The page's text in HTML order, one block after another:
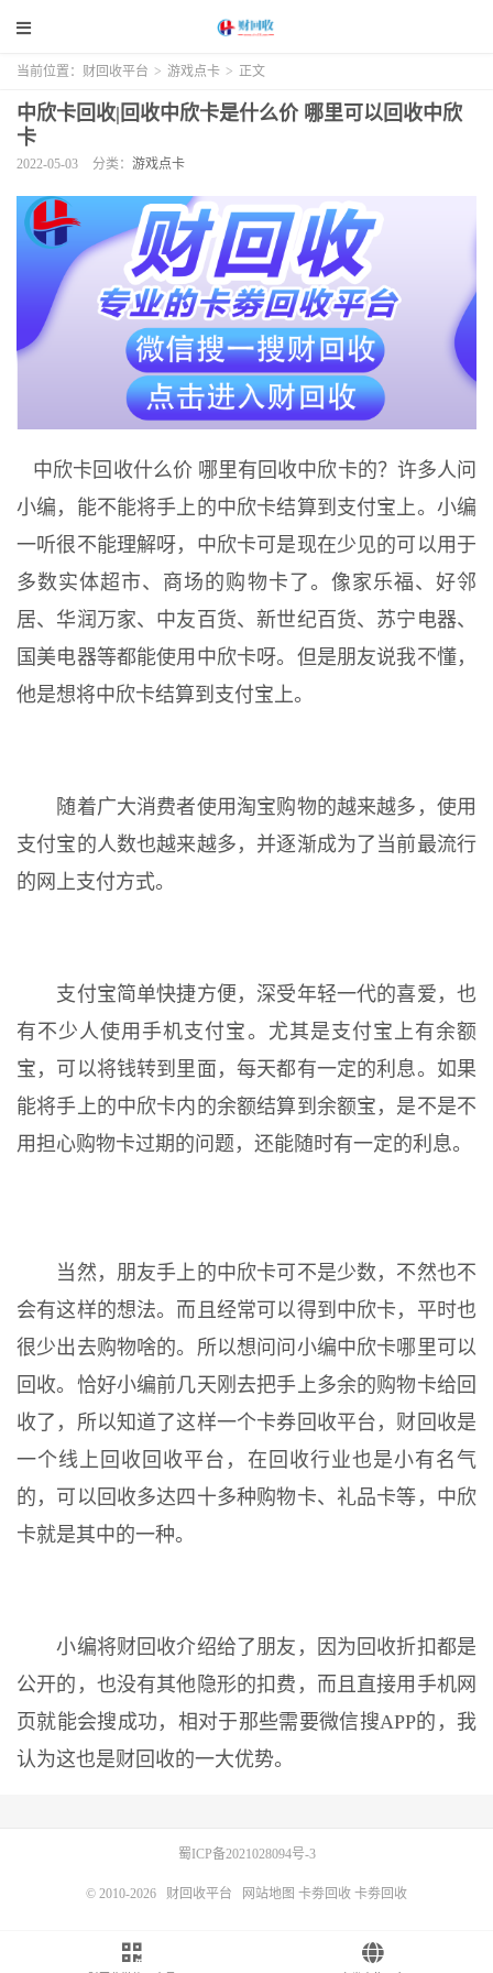
当前位置： 财回收平台 > 游戏点卡 > 正文
中欣卡回收|回收中欣卡是什么价 哪里可以回收中欣
卡
2022-05-03 分类： 游戏点卡
中欣卡回收什么价 哪里有回收中欣卡的？许多人问
小编，能不能将手上的中欣卡结算到支付宝上。小编
一听很不能理解呀，中欣卡可是现在少见的可以用于
多数实体超市、商场的购物卡了。像家乐福、好邻
居、华润万家、中友百货、新世纪百货、苏宁电器、
国美电器等都能使用中欣卡呀。但是朋友说我不懂，
他是想将中欣卡结算到支付宝上。
随着广大消费者使用淘宝购物的越来越多，使用
支付宝的人数也越来越多，并逐渐成为了当前最流行
的网上支付方式。
支付宝简单快捷方便，深受年轻一代的喜爱，也
有不少人使用手机支付宝。尤其是支付宝上有余额
宝，可以将钱转到里面，每天都有一定的利息。如果
能将手上的中欣卡内的余额结算到余额宝，是不是不
用担心购物卡过期的问题，还能随时有一定的利息。
当然，朋友手上的中欣卡可不是少数，不然也不
会有这样的想法。而且经常可以得到中欣卡，平时也
很少出去购物啥的。所以想问问小编中欣卡哪里可以
回收。恰好小编前几天刚去把手上多余的购物卡给回
收了，所以知道了这样一个卡券回收平台，财回收是
一个线上回收回收平台，在回收行业也是小有名气
的，可以回收多达四十多种购物卡、礼品卡等，中欣
卡就是其中的一种。
小编将财回收介绍给了朋友，因为回收折扣都是
公开的，也没有其他隐形的扣费，而且直接用手机网
页就能会搜成功，相对于那些需要微信搜APP的，我
认为这也是财回收的一大优势。
蜀ICP备2021028094号-3
© 2010-2026 财回收平台 网站地图 卡劵回收 卡劵回收